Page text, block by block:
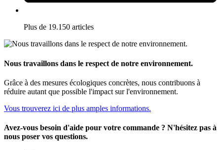
Plus de 19.150 articles
Nous travaillons dans le respect de notre environnement.
Grâce à des mesures écologiques concrètes, nous contribuons à
réduire autant que possible l'impact sur l'environnement.
Vous trouverez ici de plus amples informations.
Avez-vous besoin d'aide pour votre commande ? N'hésitez pas à
nous poser vos questions.